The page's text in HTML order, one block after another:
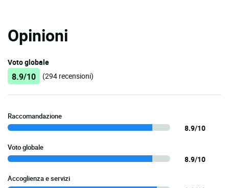
Opinioni
Voto globale
8.9/10 (294 recensioni)
Raccomandazione
8.9/10
Voto globale
8.9/10
Accoglienza e servizi